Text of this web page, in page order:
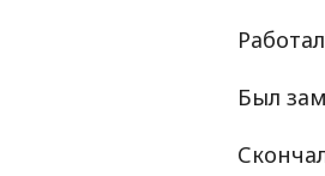
Был